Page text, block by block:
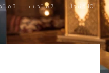
10 منتجات 7 منتجات 3 منتجات